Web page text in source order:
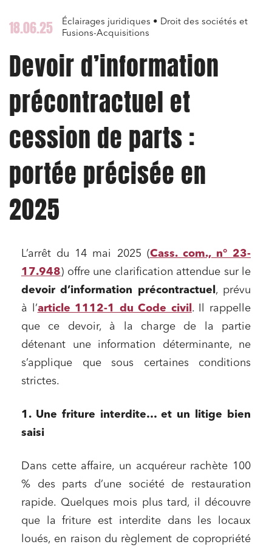
18.06.25
Éclairages juridiques • Droit des sociétés et
Fusions-Acquisitions
Devoir d’information
précontractuel et
cession de parts :
portée précisée en
2025
L’arrêt du 14 mai 2025 (Cass. com., n° 23-
17.948) offre une clarification attendue sur le
devoir d’information précontractuel , prévu
à l’article 1112-1 du Code civil . Il rappelle
que ce devoir, à la charge de la partie
détenant une information déterminante, ne
s’applique que sous certaines conditions
strictes.
1. Une friture interdite… et un litige bien
saisi
Dans cette affaire, un acquéreur rachète 100
% des parts d’une société de restauration
rapide. Quelques mois plus tard, il découvre
que la friture est interdite dans les locaux
loués, en raison du règlement de copropriété